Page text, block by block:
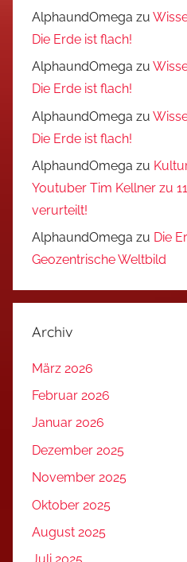
AlphaundOmega zu
Die Erde ist flach!
AlphaundOmega zu
Die Erde ist flach!
AlphaundOmega zu
Die Erde ist flach!
AlphaundOmega zu
Youtuber Tim Kellner zu
verurteilt!
AlphaundOmega zu Die
Geozentrische Weltbild
Archiv
März 2026
Februar 2026
Januar 2026
Dezember 2025
November 2025
Oktober 2025
August 2025